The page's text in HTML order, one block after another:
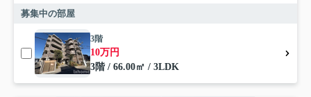
募集中の部屋
3階
10万円
3階 / 66.00㎡ / 3LDK